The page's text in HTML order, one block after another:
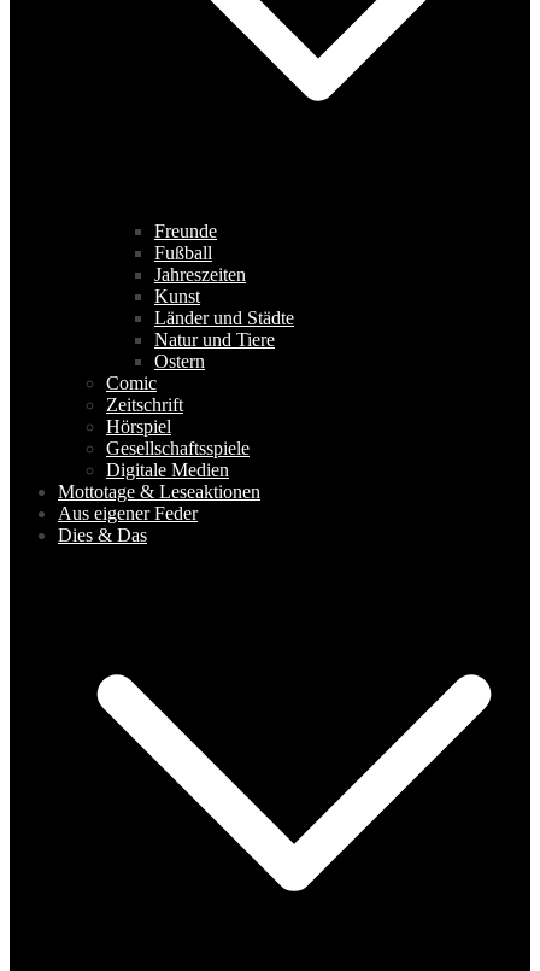
Freunde
Fußball
Jahreszeiten
Kunst
Länder und Städte
Natur und Tiere
Ostern
Comic
Zeitschrift
Hörspiel
Gesellschaftsspiele
Digitale Medien
Mottotage & Leseaktionen
Aus eigener Feder
Dies & Das